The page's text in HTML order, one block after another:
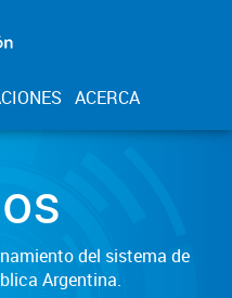
ACERCA
del sistema de
Argentina.